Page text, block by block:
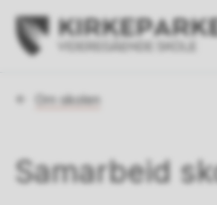
Du
Om skolen
Samarbeid